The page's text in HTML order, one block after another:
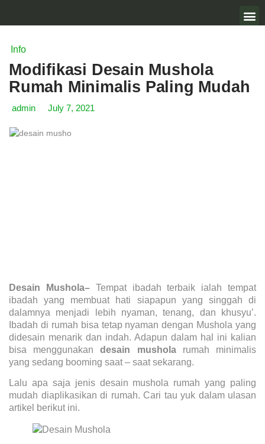
Info
Modifikasi Desain Mushola
Rumah Minimalis Paling Mudah
admin July 7, 2021
Desain Mushola–Tempat ibadah terbaik ialah tempat
ibadah yang membuat hati siapapun yang singgah di
dalamnya menjadi lebih nyaman, tenang, dan khusyu’.
Ibadah di rumah bisa tetap nyaman dengan Mushola yang
didesain menarik dan indah. Adapun dalam hal ini kalian
bisa menggunakandesain mushola rumah minimalis
yang sedang booming saat – saat sekarang.
Lalu apa saja jenis desain mushola rumah yang paling
mudah diaplikasikan di rumah. Cari tau yuk dalam ulasan
artikel berikut ini.